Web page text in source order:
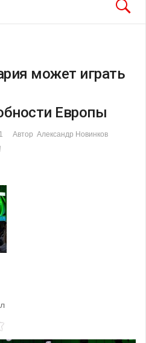
может играть
Европы
Автор Александр Новинков